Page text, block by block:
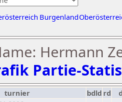
Burgenland
Hermann
Partie-
turnier bdld rd